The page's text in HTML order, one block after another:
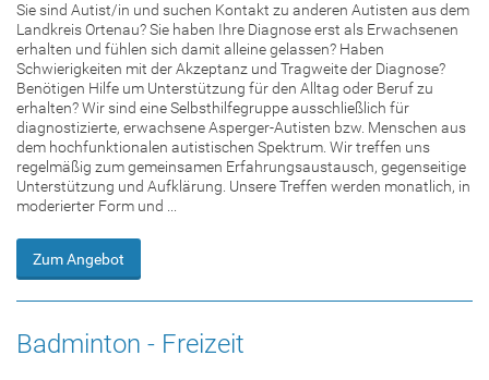
Sie sind Autist/in und suchen Kontakt zu anderen Autisten aus dem
Landkreis Ortenau? Sie haben Ihre Diagnose erst als Erwachsenen
erhalten und fühlen sich damit alleine gelassen? Haben
Schwierigkeiten mit der Akzeptanz und Tragweite der Diagnose?
Benötigen Hilfe um Unterstützung für den Alltag oder Beruf zu
erhalten? Wir sind eine Selbsthilfegruppe ausschließlich für
diagnostizierte, erwachsene Asperger-Autisten bzw. Menschen aus
dem hochfunktionalen autistischen Spektrum. Wir treffen uns
regelmäßig zum gemeinsamen Erfahrungsaustausch, gegenseitige
Unterstützung und Aufklärung. Unsere Treffen werden monatlich, in
moderierter Form und ...
Zum Angebot
Badminton - Freizeit